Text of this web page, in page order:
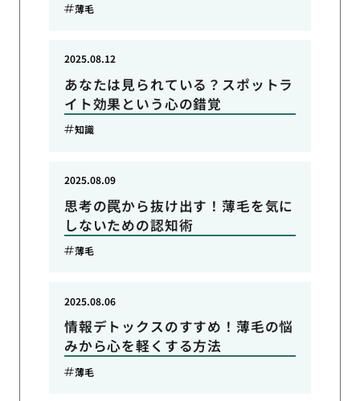
薄毛
あなたは見られている？スポットラ
イト効果という心の錯覚
2025.08.12
知識
思考の罠から抜け出す！薄毛を気に
しないための認知術
2025.08.09
薄毛
情報デトックスのすすめ！薄毛の悩
みから心を軽くする方法
2025.08.06
薄毛